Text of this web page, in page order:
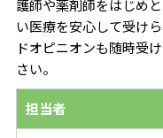
護師や薬剤師をはじめ
い医療を安心して受け
ドオピニオンも随時受
さい。
担当者